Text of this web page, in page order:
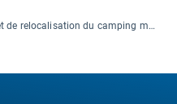
Projet de relocalisation du camping municipal aux côtés de la restauration des plaines inondables en Normandie (France)